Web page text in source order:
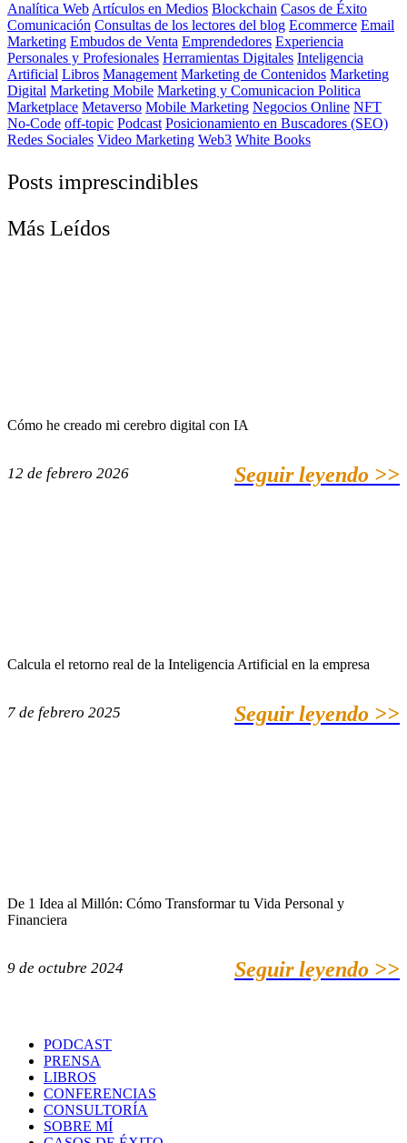
Analítica WebArtículos en Medios Blockchain Casos de Éxito
Comunicación Consultas de los lectores del blog Ecommerce Email
Marketing Embudos de Venta Emprendedores Experiencia
Personales y Profesionales Herramientas Digitales Inteligencia
Artificial Libros Management Marketing de Contenidos Marketing
Digital Marketing Mobile Marketing y Comunicacion Politica
Marketplace Metaverso Mobile Marketing Negocios Online NFT
No-Code off-topic Podcast Posicionamiento en Buscadores (SEO)
Redes Sociales Video Marketing Web3 White Books
Posts imprescindibles
Más Leídos
Cómo he creado mi cerebro digital con IA
12 de febrero 2026 Seguir leyendo >>
Calcula el retorno real de la Inteligencia Artificial en la empresa
7 de febrero 2025 Seguir leyendo >>
De 1 Idea al Millón: Cómo Transformar tu Vida Personal y
Financiera
9 de octubre 2024 Seguir leyendo >>
PODCAST
PRENSA
LIBROS
CONFERENCIAS
CONSULTORÍA
SOBRE MÍ